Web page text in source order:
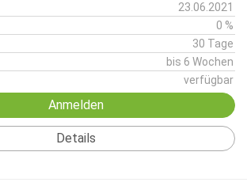
23.06.2021
0 %
30 Tage
bis 6 Wochen
verfügbar
Anmelden
Details